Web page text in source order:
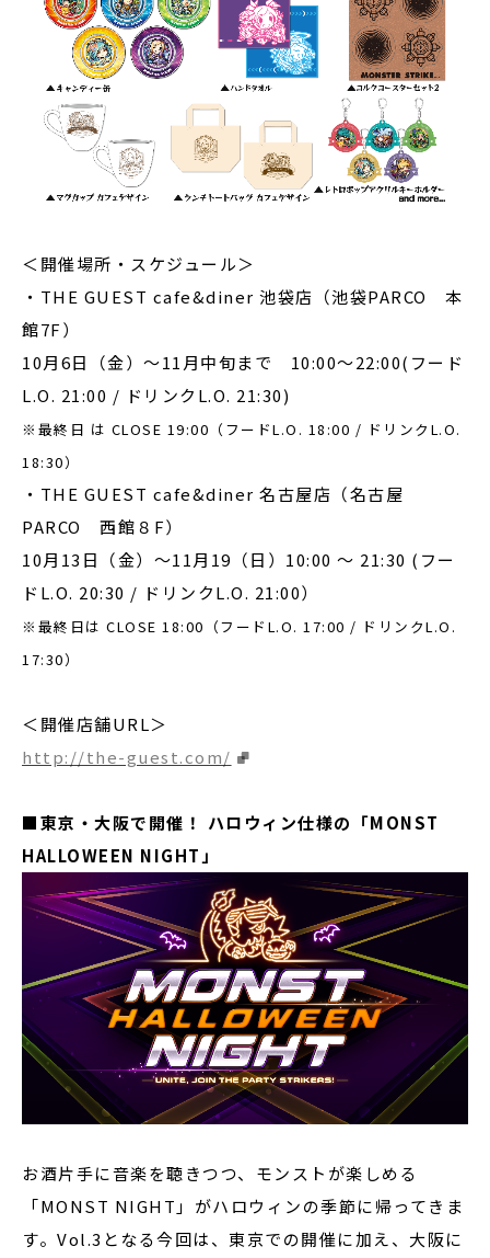
＜開催場所・スケジュール＞
・THE GUEST cafe&diner 池袋店（池袋PARCO 本
館7F）
10月6日（金）～11月中旬まで 10:00～22:00(フード
L.O. 21:00 / ドリンクL.O. 21:30)
※最終日 は CLOSE 19:00（フードL.O. 18:00 / ドリンクL.O.
18:30）
・THE GUEST cafe&diner 名古屋店（名古屋
PARCO 西館８F）
10月13日（金）～11月19（日）10:00 ～ 21:30 (フー
ドL.O. 20:30 / ドリンクL.O. 21:00）
※最終日は CLOSE 18:00（フードL.O. 17:00 / ドリンクL.O.
17:30）
＜開催店舗URL＞
http://the-guest.com/
■東京・大阪で開催！ ハロウィン仕様の「MONST
HALLOWEEN NIGHT」
お酒片手に音楽を聴きつつ、モンストが楽しめる
「MONST NIGHT」がハロウィンの季節に帰ってきま
す。Vol.3となる今回は、東京での開催に加え、大阪に